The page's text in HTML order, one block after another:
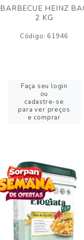
BARBECUE HEINZ
2 KG
Código: 61946
Faça seu login
ou
cadastre-se
para ver preços
e comprar